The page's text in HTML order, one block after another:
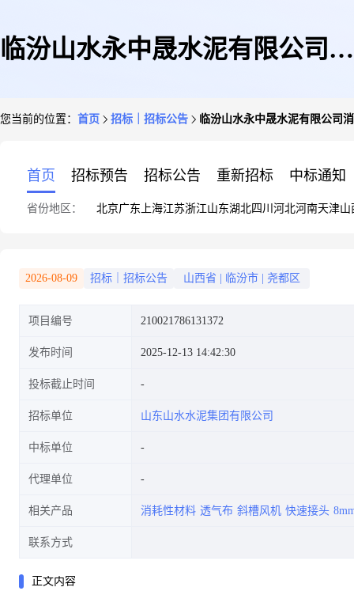
临汾山水永中晟水泥有限公司消
您当前的位置： 首页 招标｜招标公告 临汾山水永中晟水泥有限公司
首页 招标预告 招标公告 重新招标 中标通知
省份地区： 北京广东 上海江苏浙江山东湖北四川 河北河南天津山
2026-08-09 招标｜招标公告 山西省 临汾市 尧都区
项目编号 210021786131372
发布时间 2025-12-13 14:42:30
投标截止时间
招标单位 山东山水水泥集团有限公司
中标单位
代理单位
相关产品 消耗性材料 透气布 斜槽风机 快速接头
联系方式
正文内容